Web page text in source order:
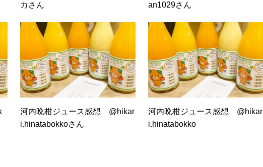
カさん
an1029さん
河内晩柑ジュース感想 @hikar
i.hinatabokkoさん
河内晩柑ジュース感想 @hikar
i.hinatabokko